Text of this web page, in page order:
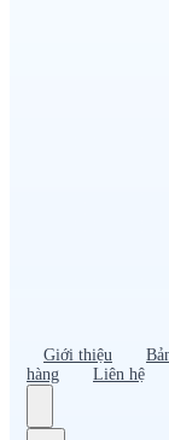
Giới thiệu
hàng
Liên hệ